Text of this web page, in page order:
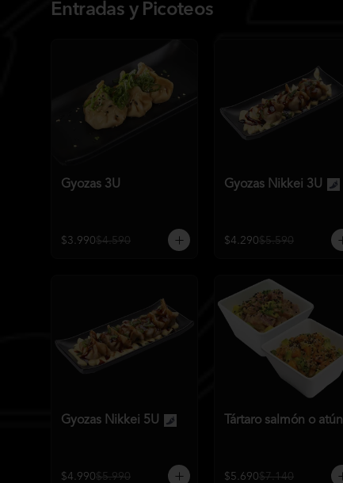
Entradas y Picoteos
Gyozas 3U
$3.990$4.590
Gyozas Nikkei 3U
$4.290$5.590
Gyozas Nikkei 5U
$4.990$5.990
Tártaro salmón o atún
$5.690$7.140